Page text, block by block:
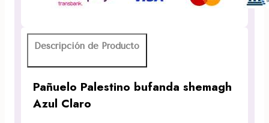
Descripción de Producto
Pañuelo Palestino bufanda shemagh
Azul Claro